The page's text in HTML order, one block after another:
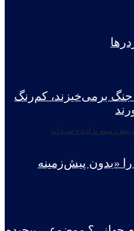
برمی‌خیزند، کم‌رنگ
«بدون پیش‌زمینه